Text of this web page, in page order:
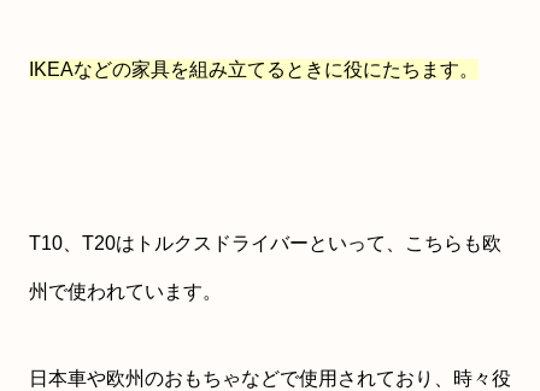
IKEAなどの家具を組み立てるときに役にたちます。
T10、T20はトルクスドライバーといって、こちらも欧
州で使われています。
日本車や欧州のおもちゃなどで使用されており、時々役